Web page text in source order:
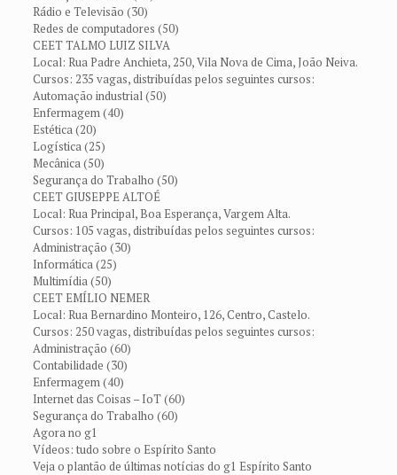
Rádio e Televisão (30)
Redes de computadores (50)
CEET TALMO LUIZ SILVA
Local: Rua Padre Anchieta, 250, Vila Nova de Cima, João Neiva.
Cursos: 235 vagas, distribuídas pelos seguintes cursos:
Automação industrial (50)
Enfermagem (40)
Estética (20)
Logística (25)
Mecânica (50)
Segurança do Trabalho (50)
CEET GIUSEPPE ALTOÉ
Local: Rua Principal, Boa Esperança, Vargem Alta.
Cursos: 105 vagas, distribuídas pelos seguintes cursos:
Administração (30)
Informática (25)
Multimídia (50)
CEET EMÍLIO NEMER
Local: Rua Bernardino Monteiro, 126, Centro, Castelo.
Cursos: 250 vagas, distribuídas pelos seguintes cursos:
Administração (60)
Contabilidade (30)
Enfermagem (40)
Internet das Coisas – IoT (60)
Segurança do Trabalho (60)
Agora no g1
Vídeos: tudo sobre o Espírito Santo
Veja o plantão de últimas notícias do g1 Espírito Santo